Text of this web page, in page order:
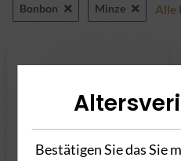
Bonbon Minze Alle
Bestätigen Sie das Sie